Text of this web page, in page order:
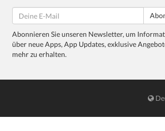
Abonnieren Sie unseren Newsletter, um
über neue Apps, App Updates, exklusive
mehr zu erhalten.